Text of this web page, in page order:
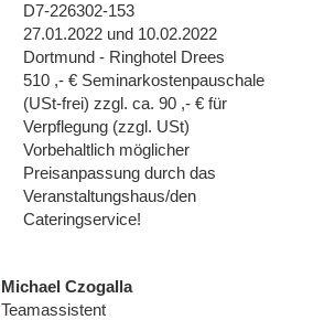
D7-226302-153
27.01.2022 und 10.02.2022
Dortmund - Ringhotel Drees
510 ,- € Seminarkostenpauschale
(USt-frei) zzgl. ca. 90 ,- € für
Verpflegung (zzgl. USt)
Vorbehaltlich möglicher
Preisanpassung durch das
Veranstaltungshaus/den
Cateringservice!
Michael Czogalla
Teamassistent